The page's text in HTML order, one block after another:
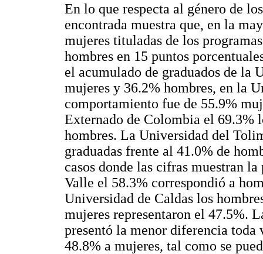
En lo que respecta al género de
encontrada muestra que, en la
mujeres tituladas de los
hombres en 15 puntos
el acumulado de graduados de la
mujeres y 36.2% hombres, en la
comportamiento fue de 55.9%
Externado de Colombia el 69.3%
hombres. La Universidad del
graduadas frente al 41.0% de
casos donde las cifras muestran
Valle el 58.3% correspondió a
Universidad de Caldas los
mujeres representaron el 47.5%.
presentó la menor diferencia toda
48.8% a mujeres, tal como se